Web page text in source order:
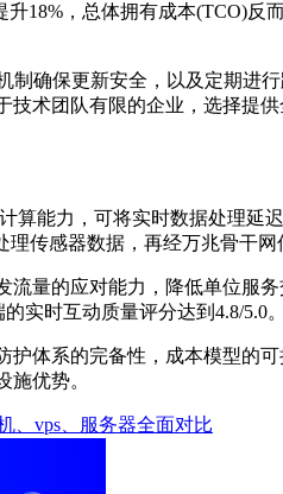
升18% ，总体拥有成本(TCO)反
制确保更新安全，以及定期进
技术团队有限的企业，选择提
算能力，可将实时数据处理延
传感器数据，再经万兆骨干
量的应对能力，降低单位服
的实时互动质量评分达到 4.8/5.0。
体系的完备性，成本模型的
优势。
、vps、服务器全面对比